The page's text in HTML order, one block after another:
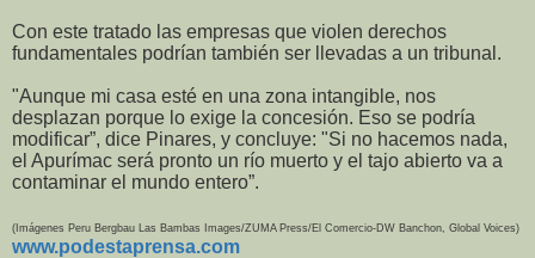
Con este tratado las empresas que violen derechos
fundamentales podrían también ser llevadas a un tribunal.
"Aunque mi casa esté en una zona intangible, nos
desplazan porque lo exige la concesión. Eso se podría
modificar”, dice Pinares, y concluye: "Si no hacemos nada,
el Apurímac será pronto un río muerto y el tajo abierto va a
contaminar el mundo entero”.
(Imágenes Peru Bergbau Las Bambas Images/ZUMA Press/El Comercio-DW Banchon, Global Voices)
www.podestaprensa.com